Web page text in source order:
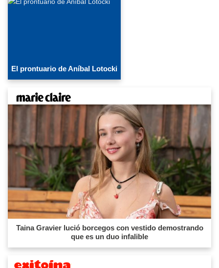
El prontuario de Aníbal Lotocki
Taina Gravier lució borcegos con vestido demostrando
que es un duo infalible